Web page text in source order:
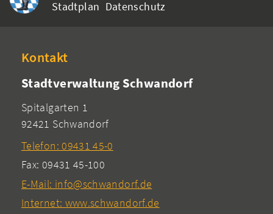
Stadtplan Datenschutz
Kontakt
Stadtverwaltung Schwandorf
Spitalgarten 1
92421 Schwandorf
Telefon: 09431 45-0
Fax: 09431 45-100
E-Mail: info@schwandorf.de
Internet: www.schwandorf.de